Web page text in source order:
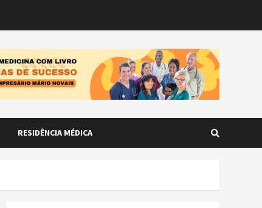
RESIDÊNCIA MÉDICA